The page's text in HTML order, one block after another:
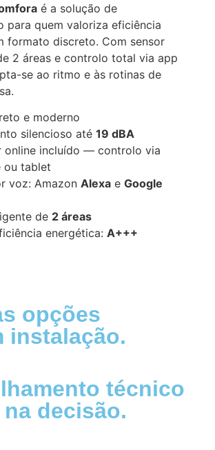
é a solução de
para quem valoriza eficiência
formato discreto. Com sensor
2 áreas e controlo total via app
se ao ritmo e às rotinas de
e moderno
silencioso até 19 dBA
online incluído — controlo via
ou tablet
voz: Amazon Alexa e Google
de 2 áreas
energética: A+++
opções
instalação.
técnico
decisão.